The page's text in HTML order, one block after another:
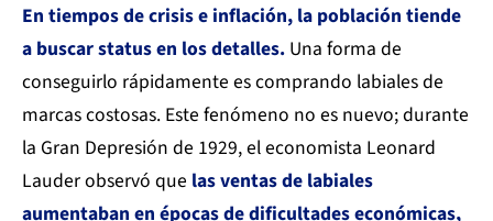
En tiempos de crisis e inflación, la población tiende
a buscar status en los detalles. Una forma de
conseguirlo rápidamente es comprando labiales de
marcas costosas. Este fenómeno no es nuevo; durante
la Gran Depresión de 1929, el economista Leonard
Lauder observó que las ventas de labiales
aumentaban en épocas de dificultades económicas,